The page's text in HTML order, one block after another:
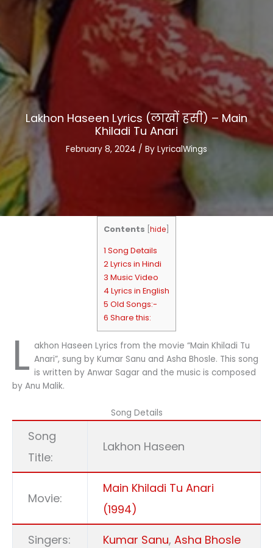
Lakhon Haseen Lyrics (लाखों हसीं) – Main
Khiladi Tu Anari
February 8, 2024 / By LyricalWings
Contents hide
1 Song Details
2 Lyrics in Hindi
3 Music Video
4 Lyrics in English
5 Old Songs:-
6 Share this:
L akhon Haseen Lyrics from the movie “Main Khiladi Tu
Anari”, sung by Kumar Sanu and Asha Bhosle. This song
is written by Anwar Sagar and the music is composed
by Anu Malik.
Song Details
Song
Title:
Lakhon Haseen
Movie:
Main Khiladi Tu Anari
(1994)
Singers:
Kumar Sanu, Asha Bhosle